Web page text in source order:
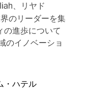
、リヤド
のリーダーを集
の進歩について
のイノベーショ
・ハテル